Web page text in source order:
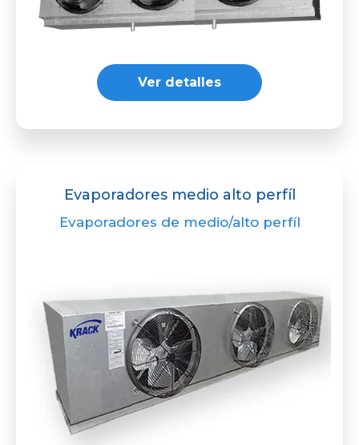
Ver detalles
Evaporadores medio alto perfíl
Evaporadores de medio/alto perfíl